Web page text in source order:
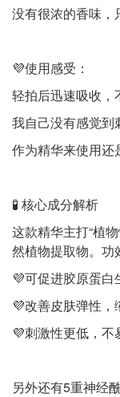
没有很浓的香味，
💜使用感受：
轻拍后迅速吸收，
我自己没有感觉到
作为精华来使用还
🧪 核心成分解析
这款精华主打“植
然植物提取物。功
💜可促进胶原蛋
💜改善皮肤弹性，
💜刺激性更低，不
另外还有5重神经